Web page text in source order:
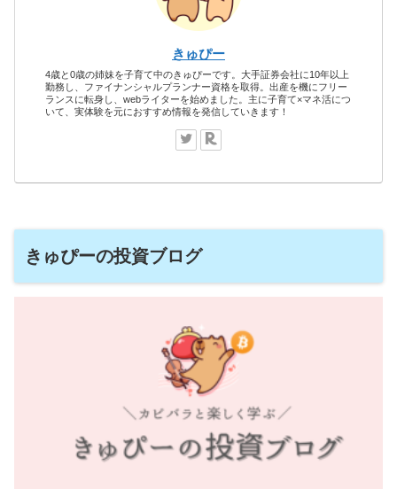
きゅぴー
4歳と0歳の姉妹を子育て中のきゅぴーです。大手証券会社に10年以上
勤務し、ファイナンシャルプランナー資格を取得。出産を機にフリー
ランスに転身し、webライターを始めました。主に子育て×マネ活につ
いて、実体験を元におすすめ情報を発信していきます！
きゅぴーの投資ブログ